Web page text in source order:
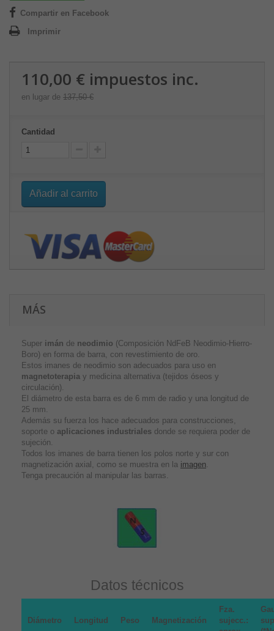
Compartir en Facebook
Imprimir
110,00 € impuestos inc.
en lugar de 137,50 €
Cantidad
Añadir al carrito
MÁS
Super imán de neodimio (Composición NdFeB Neodimio-Hierro-
Boro) en forma de barra, con revestimiento de oro.
Estos imanes de neodimio son adecuados para uso en
magnetoterapia y medicina alternativa (tejidos óseos y
circulación).
El diámetro de esta barra es de 6 mm de radio y una longitud de
25 mm.
Además su fuerza los hace adecuados para construcciones,
soporte o aplicaciones industriales donde se requiera poder de
sujeción.
Todos los imanes de barra tienen los polos norte y sur con
magnetización axial, como se muestra en la imagen.
Tenga precaución al manipular las barras.
Datos técnicos
Diámetro Longitud Peso Magnetización
Fza.
sujecc.: